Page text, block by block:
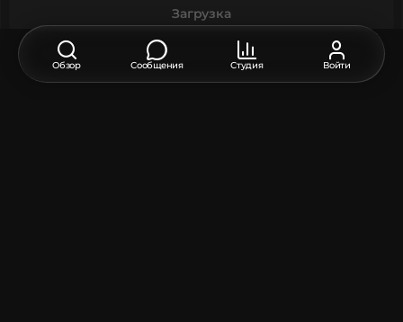
Загрузка
Обзор Сообщения Студия Войти